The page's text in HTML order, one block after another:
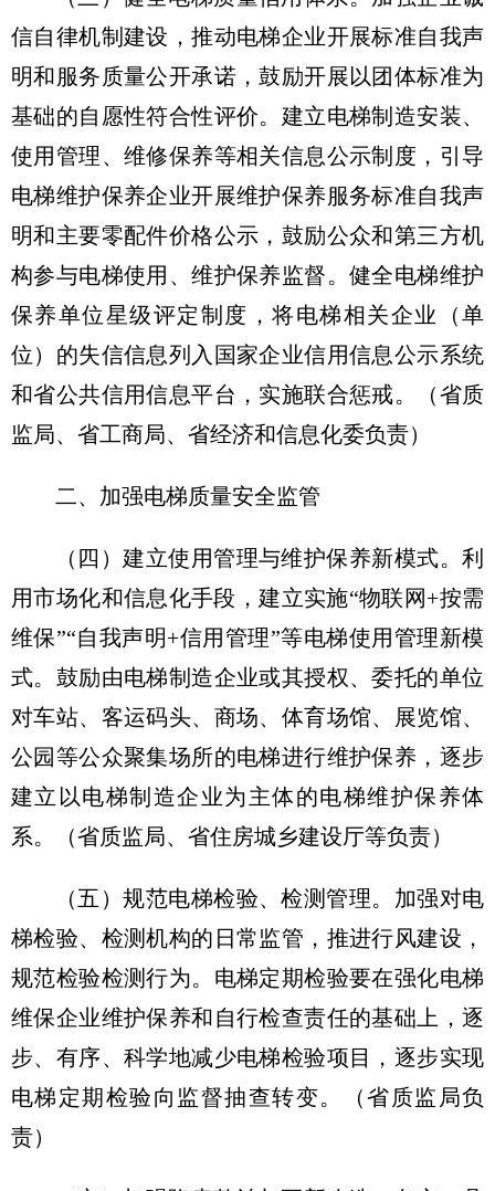
信自律机制建设，推动电梯企业开展标准自我声
明和服务质量公开承诺，鼓励开展以团体标准为
基础的自愿性符合性评价。建立电梯制造安装、
使用管理、维修保养等相关信息公示制度，引导
电梯维护保养企业开展维护保养服务标准自我声
明和主要零配件价格公示，鼓励公众和第三方机
构参与电梯使用、维护保养监督。健全电梯维护
保养单位星级评定制度，将电梯相关企业（单
位）的失信信息列入国家企业信用信息公示系统
和省公共信用信息平台，实施联合惩戒。（省质
监局、省工商局、省经济和信息化委负责）
二、加强电梯质量安全监管
（四）建立使用管理与维护保养新模式。 利
用市场化和信息化手段，建立实施“物联网+按需
维保”“自我声明+信用管理”等电梯使用管理新模
式。鼓励由电梯制造企业或其授权、委托的单位
对车站、客运码头、商场、体育场馆、展览馆、
公园等公众聚集场所的电梯进行维护保养，逐步
建立以电梯制造企业为主体的电梯维护保养体
系。（省质监局、省住房城乡建设厅等负责）
（五）规范电梯检验、检测管理。 加强对电
梯检验、检测机构的日常监管，推进行风建设，
规范检验检测行为。电梯定期检验要在强化电梯
维保企业维护保养和自行检查责任的基础上，逐
步、有序、科学地减少电梯检验项目，逐步实现
电梯定期检验向监督抽查转变。（省质监局负
责）